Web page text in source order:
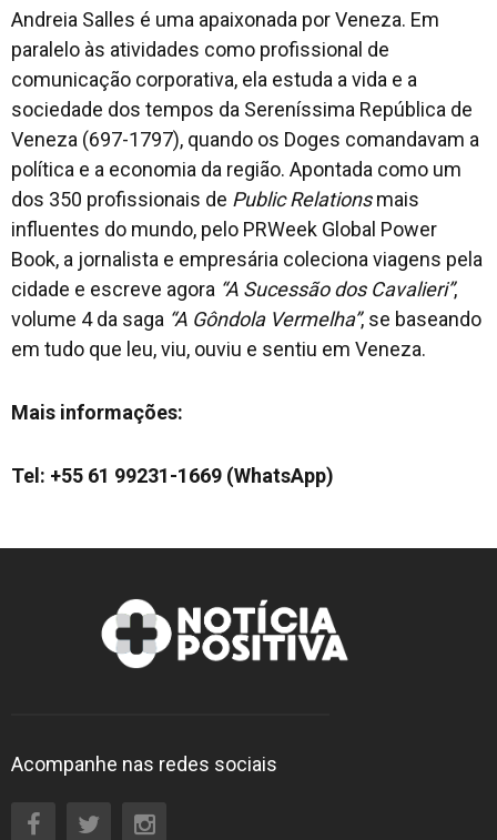
Andreia Salles é uma apaixonada por Veneza. Em
paralelo às atividades como profissional de
comunicação corporativa, ela estuda a vida e a
sociedade dos tempos da Sereníssima República de
Veneza (697-1797), quando os Doges comandavam a
política e a economia da região. Apontada como um
dos 350 profissionais de Public Relationsmais
influentes do mundo, pelo PRWeek Global Power
Book, a jornalista e empresária coleciona viagens pela
cidade e escreve agora “A Sucessão dos Cavalieri”,
volume 4 da saga “A Gôndola Vermelha”, se baseando
em tudo que leu, viu, ouviu e sentiu em Veneza.
Mais informações:
Tel: +55 61 99231-1669 (WhatsApp)
Acompanhe nas redes sociais